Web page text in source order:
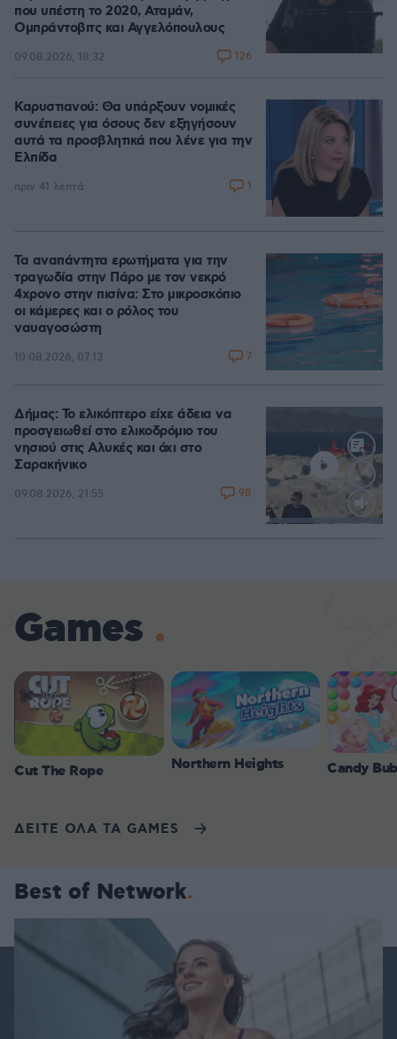
που υπέστη το 2020, Αταμάν,
Ομπράντοβιτς και Αγγελόπουλους
09.08.2026, 18:32 126
Καρυστιανού: Θα υπάρξουν νομικές
συνέπειες για όσους δεν εξηγήσουν
αυτά τα προσβλητικά που λένε για την
Ελπίδα
πριν 41 λεπτά 1
Τα αναπάντητα ερωτήματα για την
τραγωδία στην Πάρο με τον νεκρό
4χρονο στην πισίνα: Στο μικροσκόπιο
οι κάμερες και ο ρόλος του
ναυαγοσώστη
10.08.2026, 07:13 7
Loaded
Δήμας: Το ελικόπτερο είχε άδεια να
προσγειωθεί στο ελικοδρόμιο του
νησιού στις Αλυκές και όχι στο
Σαρακήνικο
09.08.2026, 21:55 98
Games
Cut The Rope Northern Heights Candy
ΔΕΙΤΕ ΟΛΑ ΤΑ GAMES
Best of Network